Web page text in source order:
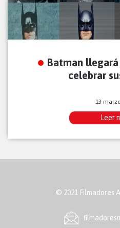
Batman
celebrar
13
Leer
© 2021 Filmadores